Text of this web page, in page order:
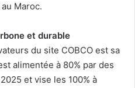
Maroc.
et durable
du site COBCO est sa
alimentée à 80% par des
et vise les 100% à